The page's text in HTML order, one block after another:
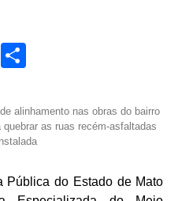
LinkedIn
alinhamento nas obras do bairro
as ruas recém-asfaltadas
Pública do Estado de Mato